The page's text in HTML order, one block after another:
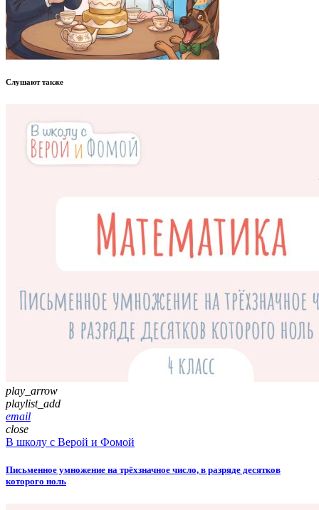
Слушают также
play_arrow
playlist_add
email
close
В школу с Верой и Фомой
Письменное умножение на трёхзначное число, в разряде десятков
которого ноль